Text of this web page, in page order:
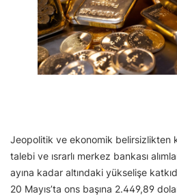
Jeopolitik ve ekonomik belirsizlikten
talebi ve ısrarlı merkez bankası
ayına kadar altındaki yükselişe
20 Mayıs’ta ons başına 2.449,89